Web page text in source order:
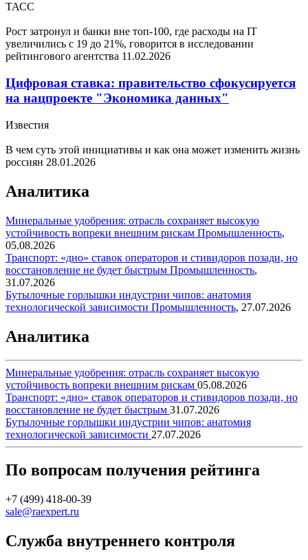
ТАСС
Рост затронул и банки вне топ-100, где расходы на IT
увеличились с 19 до 21%, говорится в исследовании
рейтингового агентства 11.02.2026
Цифровая ставка: правительство сфокусируется
на нацпроекте "Экономика данных"
Известия
В чем суть этой инициативы и как она может изменить жизнь
россиян 28.01.2026
Аналитика
Минеральные удобрения: отрасль сохраняет высокую
устойчивость вопреки внешним рискам Промышленность,
05.08.2026
Транспорт: «дно» ставок операторов и стивидоров позади, но
восстановление не будет быстрым Промышленность,
31.07.2026
Бутылочные горлышки индустрии чипов: анатомия
технологической зависимости Промышленность, 27.07.2026
Аналитика
Минеральные удобрения: отрасль сохраняет высокую
устойчивость вопреки внешним рискам 05.08.2026
Транспорт: «дно» ставок операторов и стивидоров позади, но
восстановление не будет быстрым 31.07.2026
Бутылочные горлышки индустрии чипов: анатомия
технологической зависимости 27.07.2026
По вопросам получения рейтинга
+7 (499) 418-00-39
sale@raexpert.ru
Служба внутреннего контроля